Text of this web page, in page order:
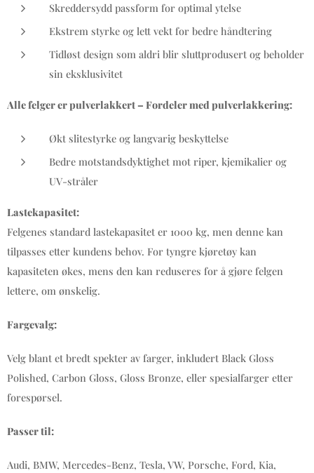
Skreddersydd passform for optimal ytelse
Ekstrem styrke og lett vekt for bedre håndtering
Tidløst design som aldri blir sluttprodusert og beholder
sin eksklusivitet
Alle felger er pulverlakkert – Fordeler med pulverlakkering:
Økt slitestyrke og langvarig beskyttelse
Bedre motstandsdyktighet mot riper, kjemikalier og
UV-stråler
Lastekapasitet:
Felgenes standard lastekapasitet er 1000 kg, men denne kan
tilpasses etter kundens behov. For tyngre kjøretøy kan
kapasiteten økes, mens den kan reduseres for å gjøre felgen
lettere, om ønskelig.
Fargevalg:
Velg blant et bredt spekter av farger, inkludert Black Gloss
Polished, Carbon Gloss, Gloss Bronze, eller spesialfarger etter
forespørsel.
Passer til:
Audi, BMW, Mercedes-Benz, Tesla, VW, Porsche, Ford, Kia,